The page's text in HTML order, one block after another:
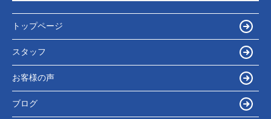
トップページ
スタッフ
お客様の声
ブログ